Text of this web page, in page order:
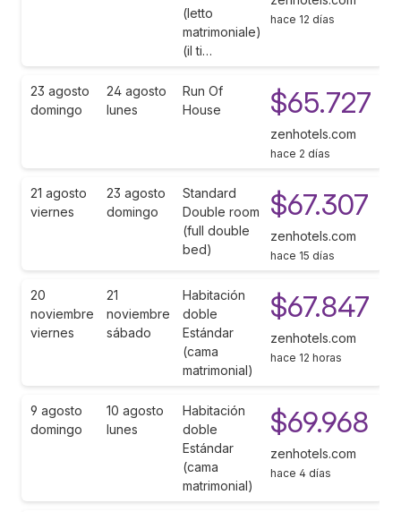
(letto
matrimoniale)
(il ti…
hace 12 días
23 agosto
domingo
24 agosto
lunes
Run Of
House
$65.727
zenhotels.com
hace 2 días
21 agosto
viernes
23 agosto
domingo
Standard
Double room
(full double
bed)
$67.307
zenhotels.com
hace 15 días
20
noviembre
viernes
21
noviembre
sábado
Habitación
doble
Estándar
(cama
matrimonial)
$67.847
zenhotels.com
hace 12 horas
9 agosto
domingo
10 agosto
lunes
Habitación
doble
Estándar
(cama
matrimonial)
$69.968
zenhotels.com
hace 4 días